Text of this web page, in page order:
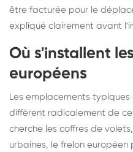
être facturée pour le
expliqué clairement avant
Où s'installent
européens
Les emplacements
diffèrent radicalement de
cherche les coffres de
urbaines, le frelon européen